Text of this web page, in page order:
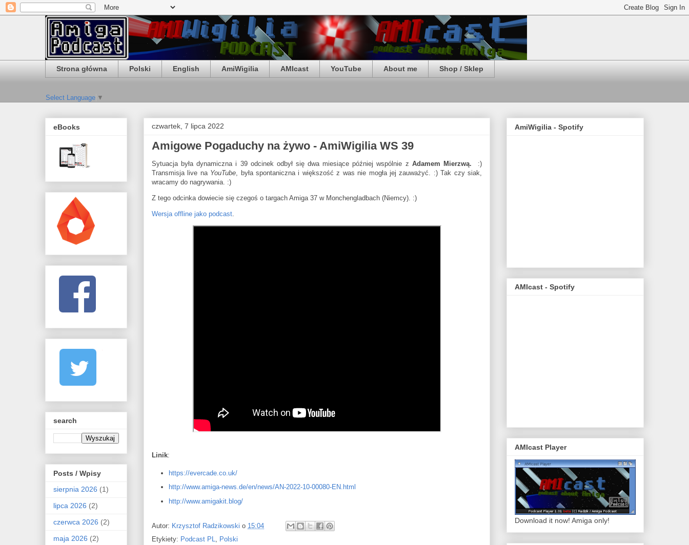
Strona główna Polski English AmiWigilia AMIcast YouTube About me Shop / Sklep
Select Language ▼
czwartek, 7 lipca 2022
Amigowe Pogaduchy na żywo - AmiWigilia WS 39
Sytuacja była dynamiczna i 39 odcinek odbył się dwa miesiące później wspólnie z Adamem Mierzwą. :)
Transmisja live na YouTube, była spontaniczna i większość z was nie mogła jej zauważyć. :) Tak czy siak,
wracamy do nagrywania. :)
Z tego odcinka dowiecie się czegoś o targach Amiga 37 w Monchengladbach (Niemcy). :)
Wersja offline jako podcast.
Linik:
https://evercade.co.uk/
http://www.amiga-news.de/en/news/AN-2022-10-00080-EN.html
http://www.amigakit.blog/
Autor: Krzysztof Radzikowski o 15:04
Etykiety: Podcast PL, Polski
eBooks
search
Posts / Wpisy
sierpnia 2026 (1)
lipca 2026 (2)
czerwca 2026 (2)
maja 2026 (2)
AmiWigilia - Spotify
AMIcast - Spotify
AMIcast Player
Download it now! Amiga only!